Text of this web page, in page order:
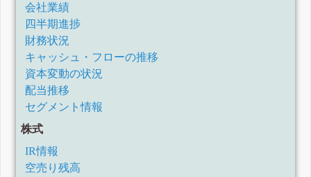
会社業績
四半期進捗
財務状況
キャッシュ・フローの推移
資本変動の状況
配当推移
セグメント情報
株式
IR情報
空売り残高